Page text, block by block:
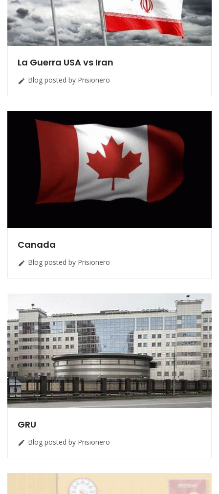
La Guerra USA vs Iran
 Blog posted by Prisionero
Canada
 Blog posted by Prisionero
GRU
 Blog posted by Prisionero